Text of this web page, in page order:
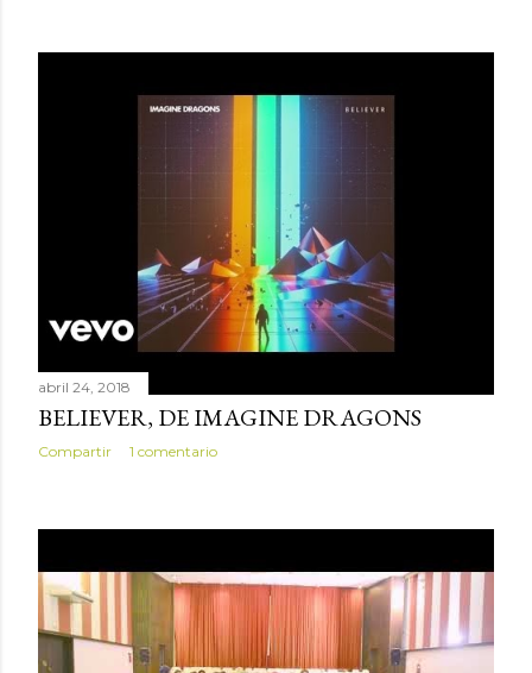
abril 24, 2018
BELIEVER, DE IMAGINE DRAGONS
Compartir 1 comentario